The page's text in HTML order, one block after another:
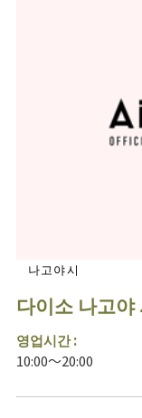
나고야시
다이소 나고
영업시간 :
10:00～20:00